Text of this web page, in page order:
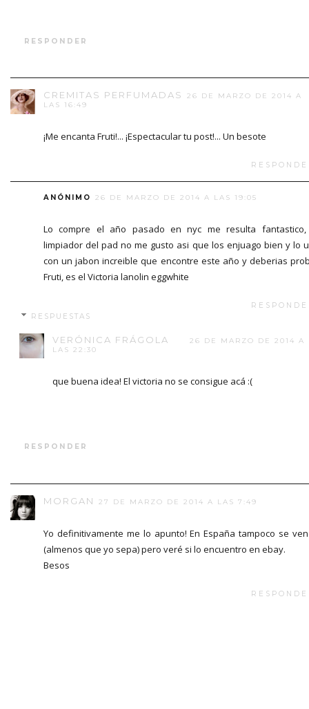
RESPONDER
CREMITAS PERFUMADAS
26 DE MARZO DE 2014 A
LAS 16:49
¡Me encanta Fruti!... ¡Espectacular tu post!... Un besote
ANÓNIMO 26 DE MARZO DE 2014 A LAS 19:05
Lo compre el año pasado en nyc me resulta
limpiador del pad no me gusto asi que los enjuago bien y lo
con un jabon increible que encontre este año y deberias
Fruti, es el Victoria lanolin eggwhite
RESPUESTAS
VERÓNICA FRÁGOLA
26 DE MARZO DE 2014 A
LAS 22:30
que buena idea! El victoria no se consigue acá :(
RESPONDER
MORGAN 27 DE MARZO DE 2014 A LAS 7:49
Yo definitivamente me lo apunto! En España tampoco se
(almenos que yo sepa) pero veré si lo encuentro en ebay.
Besos